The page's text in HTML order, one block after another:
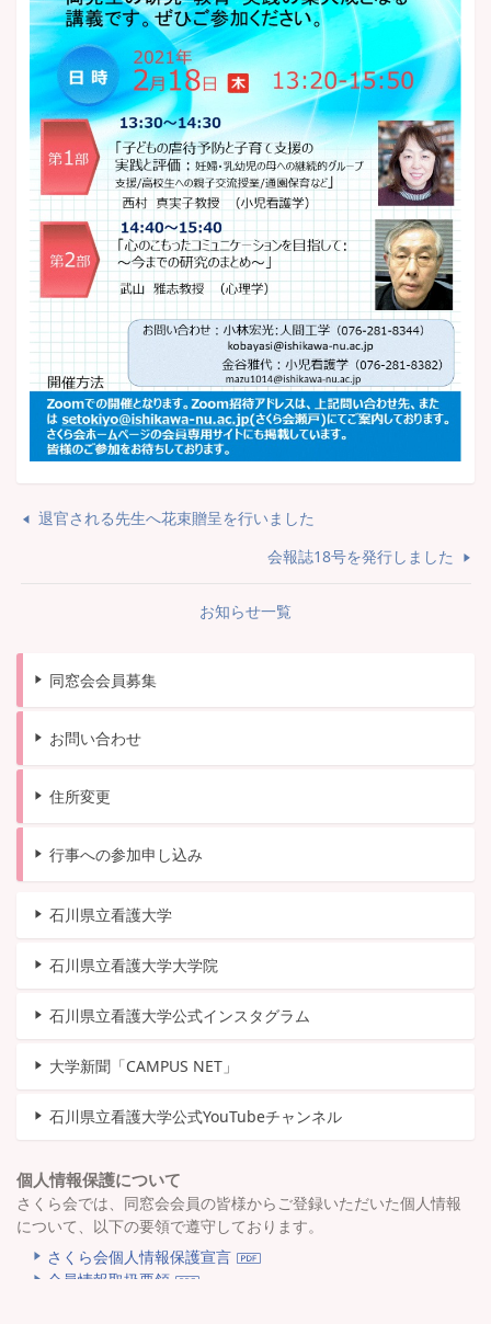
退官される先生へ花束贈呈を行いました
会報誌18号を発行しました
お知らせ一覧
同窓会会員募集
お問い合わせ
住所変更
行事への参加申し込み
石川県立看護大学
石川県立看護大学大学院
石川県立看護大学公式インスタグラム
大学新聞「CAMPUS NET」
石川県立看護大学公式YouTubeチャンネル
個人情報保護について
さくら会では、同窓会会員の皆様からご登録いただいた個人情報
について、以下の要領で遵守しております。
さくら会個人情報保護宣言
会員情報取扱要領